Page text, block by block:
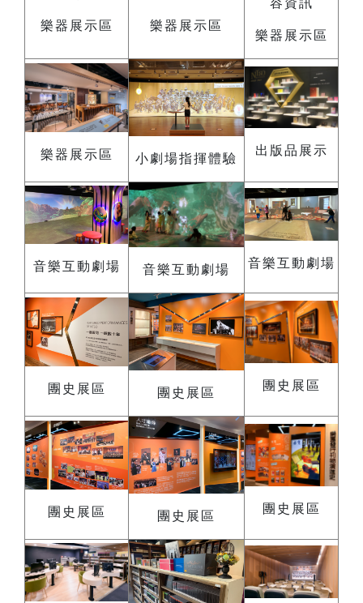
樂器展示區 樂器展示區
樂器展示區
樂器展示區 小劇場指揮體驗
出版品展示
音樂互動劇場 音樂互動劇場 音樂互動劇場
團史展區 團史展區
團史展區
團史展區 團史展區
團史展區